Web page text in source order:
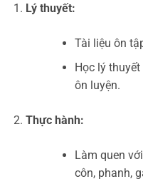
Lý thuyết:
Tài liệu ôn
Học lý
ôn luyện.
Thực hành:
Làm quen
côn, phanh,